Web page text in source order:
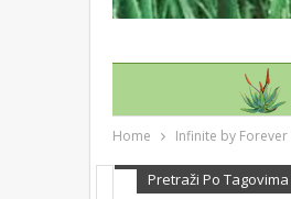
Home Infinite by Forever
Pretraži Po Tagovima